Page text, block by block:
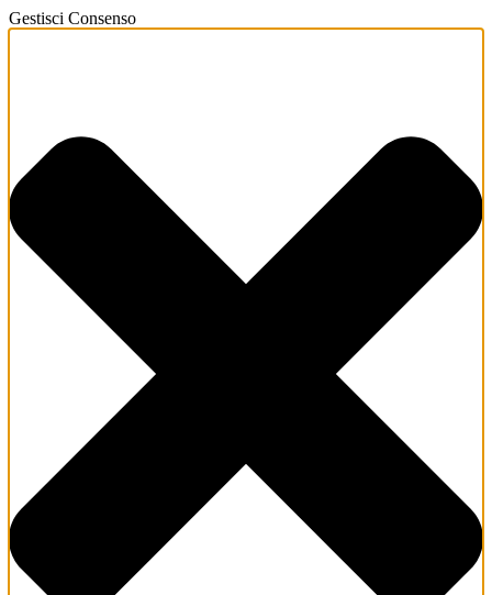
Gestisci Consenso